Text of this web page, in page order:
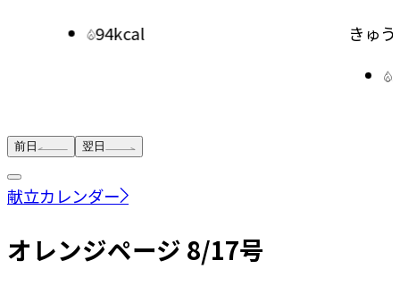
94kcal
きゅ
前日 翌日
献立カレンダー
オレンジページ 8/17号